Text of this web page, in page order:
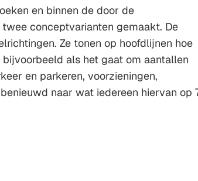
en binnen de door de
conceptvarianten gemaakt. De
Ze tonen op hoofdlijnen hoe
als het gaat om aantallen
en parkeren, voorzieningen,
naar wat iedereen hiervan op